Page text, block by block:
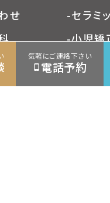
せ
ニング
-セラミ
-小児矯
-1Dayト
-レーザ
気軽にご連絡下さい
電話予約